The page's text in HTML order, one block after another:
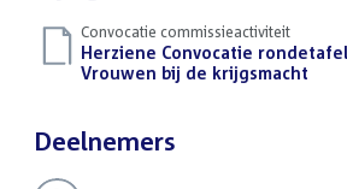
Convocatie commissieactiviteit
Download
bestand:
Herziene Convocatie
Vrouwen bij de krijgsmacht
Deelnemers